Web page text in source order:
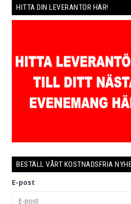
HITTA DIN LEVERANTÖR HÄR!
BESTÄLL VÅRT KOSTNADSFRIA
E-post